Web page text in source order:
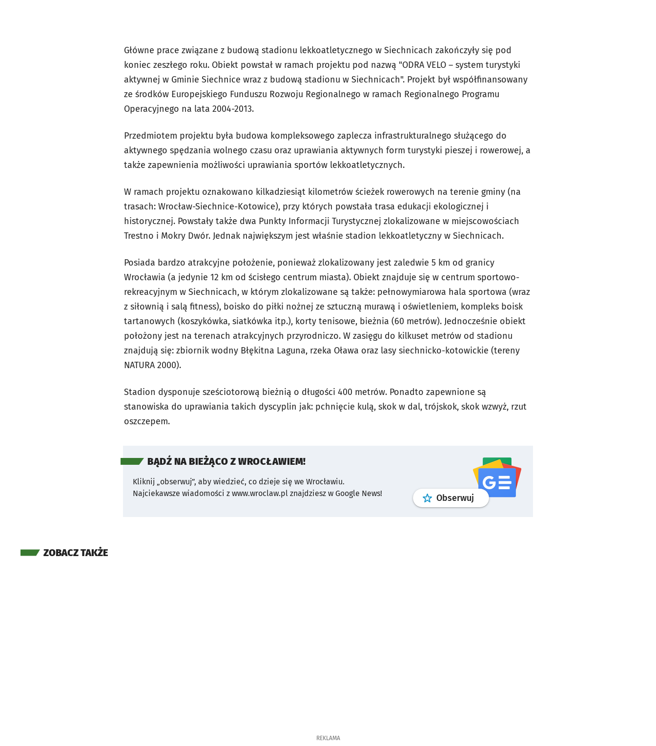
Główne prace związane z budową stadionu lekkoatletycznego w Siechnicach zakończyły się pod
koniec zeszłego roku. Obiekt powstał w ramach projektu pod nazwą "ODRA VELO – system turystyki
aktywnej w Gminie Siechnice wraz z budową stadionu w Siechnicach". Projekt był współfinansowany
ze środków Europejskiego Funduszu Rozwoju Regionalnego w ramach Regionalnego Programu
Operacyjnego na lata 2004-2013.
Przedmiotem projektu była budowa kompleksowego zaplecza infrastrukturalnego służącego do
aktywnego spędzania wolnego czasu oraz uprawiania aktywnych form turystyki pieszej i rowerowej, a
także zapewnienia możliwości uprawiania sportów lekkoatletycznych.
W ramach projektu oznakowano kilkadziesiąt kilometrów ścieżek rowerowych na terenie gminy (na
trasach: Wrocław-Siechnice-Kotowice), przy których powstała trasa edukacji ekologicznej i
historycznej. Powstały także dwa Punkty Informacji Turystycznej zlokalizowane w miejscowościach
Trestno i Mokry Dwór. Jednak największym jest właśnie stadion lekkoatletyczny w Siechnicach.
Posiada bardzo atrakcyjne położenie, ponieważ zlokalizowany jest zaledwie 5 km od granicy
Wrocławia (a jedynie 12 km od ścisłego centrum miasta). Obiekt znajduje się w centrum sportowo-
rekreacyjnym w Siechnicach, w którym zlokalizowane są także: pełnowymiarowa hala sportowa (wraz
z siłownią i salą fitness), boisko do piłki nożnej ze sztuczną murawą i oświetleniem, kompleks boisk
tartanowych (koszykówka, siatkówka itp.), korty tenisowe, bieżnia (60 metrów). Jednocześnie obiekt
położony jest na terenach atrakcyjnych przyrodniczo. W zasięgu do kilkuset metrów od stadionu
znajdują się: zbiornik wodny Błękitna Laguna, rzeka Oława oraz lasy siechnicko-kotowickie (tereny
NATURA 2000).
Stadion dysponuje sześciotorową bieżnią o długości 400 metrów. Ponadto zapewnione są
stanowiska do uprawiania takich dyscyplin jak: pchnięcie kulą, skok w dal, trójskok, skok wzwyż, rzut
oszczepem.
BĄDŹ NA BIEŻĄCO Z WROCŁAWIEM!
Kliknij „obserwuj”, aby wiedzieć, co dzieje się we Wrocławiu.
Najciekawsze wiadomości z www.wroclaw.pl znajdziesz w Google News!
Obserwuj profilgoogle news
ZOBACZ TAKŻE
REKLAMA